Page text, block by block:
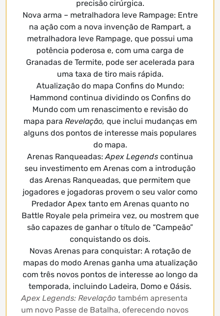
precisão cirúrgica.
Nova arma – metralhadora leve Rampage: Entre
na ação com a nova invenção de Rampart, a
metralhadora leve Rampage, que possui uma
potência poderosa e, com uma carga de
Granadas de Termite, pode ser acelerada para
uma taxa de tiro mais rápida.
Atualização do mapa Confins do Mundo:
Hammond continua dividindo os Confins do
Mundo com um renascimento e revisão do
mapa para Revelação, que inclui mudanças em
alguns dos pontos de interesse mais populares
do mapa.
Arenas Ranqueadas:Apex Legends continua
seu investimento em Arenas com a introdução
das Arenas Ranqueadas, que permitem que
jogadores e jogadoras provem o seu valor como
Predador Apex tanto em Arenas quanto no
Battle Royale pela primeira vez, ou mostrem que
são capazes de ganhar o título de “Campeão”
conquistando os dois.
Novas Arenas para conquistar: A rotação de
mapas do modo Arenas ganha uma atualização
com três novos pontos de interesse ao longo da
temporada, incluindo Ladeira, Domo e Oásis.
Apex Legends: Revelação também apresenta
um novo Passe de Batalha, oferecendo novos